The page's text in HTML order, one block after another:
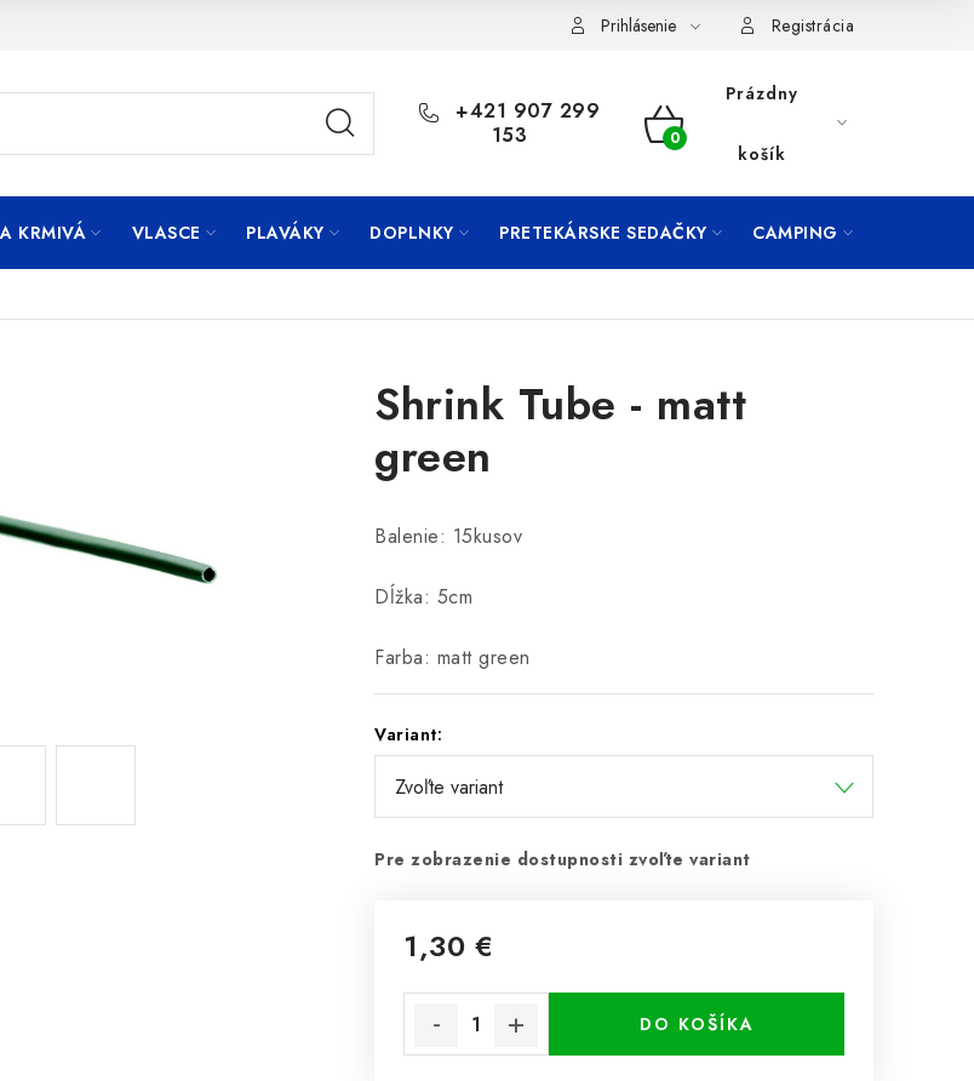
Prihlásenie Registrácia
+421 907 299
153
NÁKUPNÝ
Prázdny
košík
KRMIVÁ VLASCE PLAVÁKY DOPLNKY PRETEKÁRSKE SEDAČKY CAMPING
Shrink Tube - matt
green
Balenie: 15kusov
Dĺžka: 5cm
Farba: matt green
Variant:
Pre zobrazenie dostupnosti zvoľte variant
1,30 €
DO KOŠÍKA